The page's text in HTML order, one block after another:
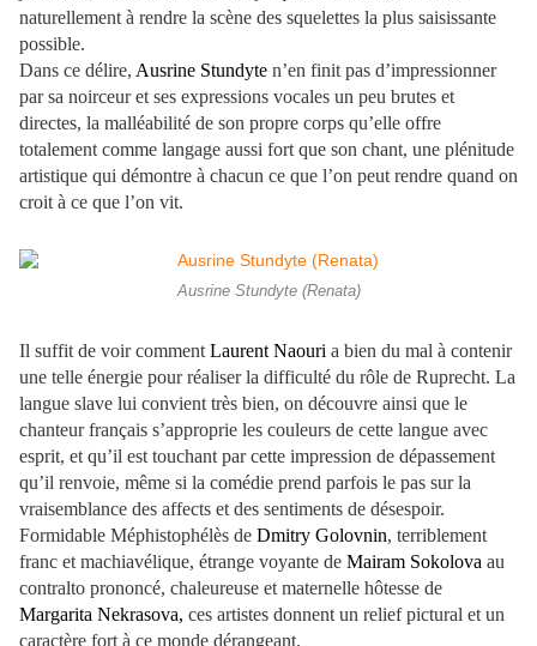
naturellement à rendre la scène des squelettes la plus saisissante
possible.
Dans ce délire, Ausrine Stundyte n’en finit pas d’impressionner
par sa noirceur et ses expressions vocales un peu brutes et
directes, la malléabilité de son propre corps qu’elle offre
totalement comme langage aussi fort que son chant, une plénitude
artistique qui démontre à chacun ce que l’on peut rendre quand on
croit à ce que l’on vit.
Ausrine Stundyte (Renata)
Il suffit de voir comment Laurent Naouri a bien du mal à contenir
une telle énergie pour réaliser la difficulté du rôle de Ruprecht. La
langue slave lui convient très bien, on découvre ainsi que le
chanteur français s’approprie les couleurs de cette langue avec
esprit, et qu’il est touchant par cette impression de dépassement
qu’il renvoie, même si la comédie prend parfois le pas sur la
vraisemblance des affects et des sentiments de désespoir.
Formidable Méphistophélès de Dmitry Golovnin, terriblement
franc et machiavélique, étrange voyante de Mairam Sokolova au
contralto prononcé, chaleureuse et maternelle hôtesse de
Margarita Nekrasova, ces artistes donnent un relief pictural et un
caractère fort à ce monde dérangeant.